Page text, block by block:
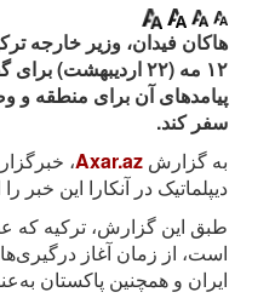
هاکان فیدان، وزیر خارجه
۱۲ مه (۲۲ اردیبهشت)
پیامدهای آن برای منطقه و
سفر کند.
به گزارش Axar.az،
دیپلماتیک در آنکارا این خبر
طبق این گزارش، ترکیه که
است، از زمان آغاز
ایران و همچنین پاکستان